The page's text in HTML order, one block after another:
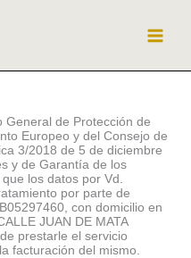
General de Protección de
Europeo y del Consejo de
3/2018 de 5 de diciembre
y de Garantía de los
los datos por Vd.
por parte de
con domicilio en
JUAN DE MATA
prestarle el servicio
facturación del mismo.